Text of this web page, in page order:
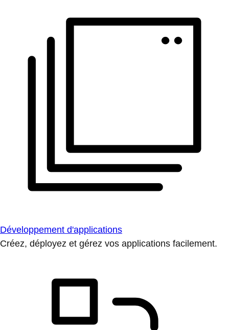
Développement d'applications
Créez, déployez et gérez vos applications facilement.